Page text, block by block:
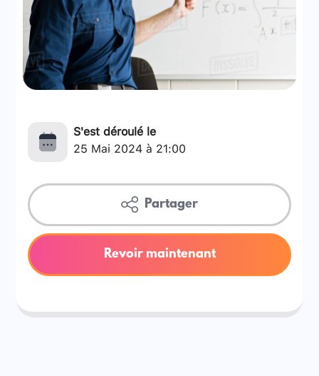
S'est déroulé le
25 Mai 2024 à 21:00
Partager
Revoir maintenant